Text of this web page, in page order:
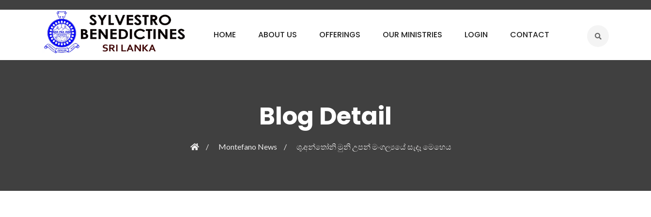
HOME ABOUT US OFFERINGS OUR MINISTRIES LOGIN CONTACT
Blog Detail
Montefano News ශු.අන්තෝනි මුනි උපන් මංගල්‍යයේ සැදෑ මෙහෙය